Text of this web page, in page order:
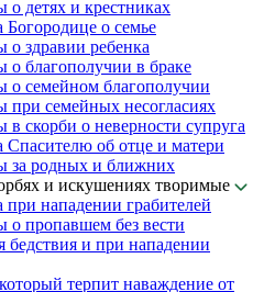
детях и крестниках
о семье
здравии ребенка
о благополучии в браке
о семейном благополучии
при семейных несогласиях
скорби о неверности супруга
Спасителю об отце и матери
за родных и ближних
и искушениях творимые
нападении грабителей
о пропавшем без вести
бедствия и при нападении
терпит наваждение от